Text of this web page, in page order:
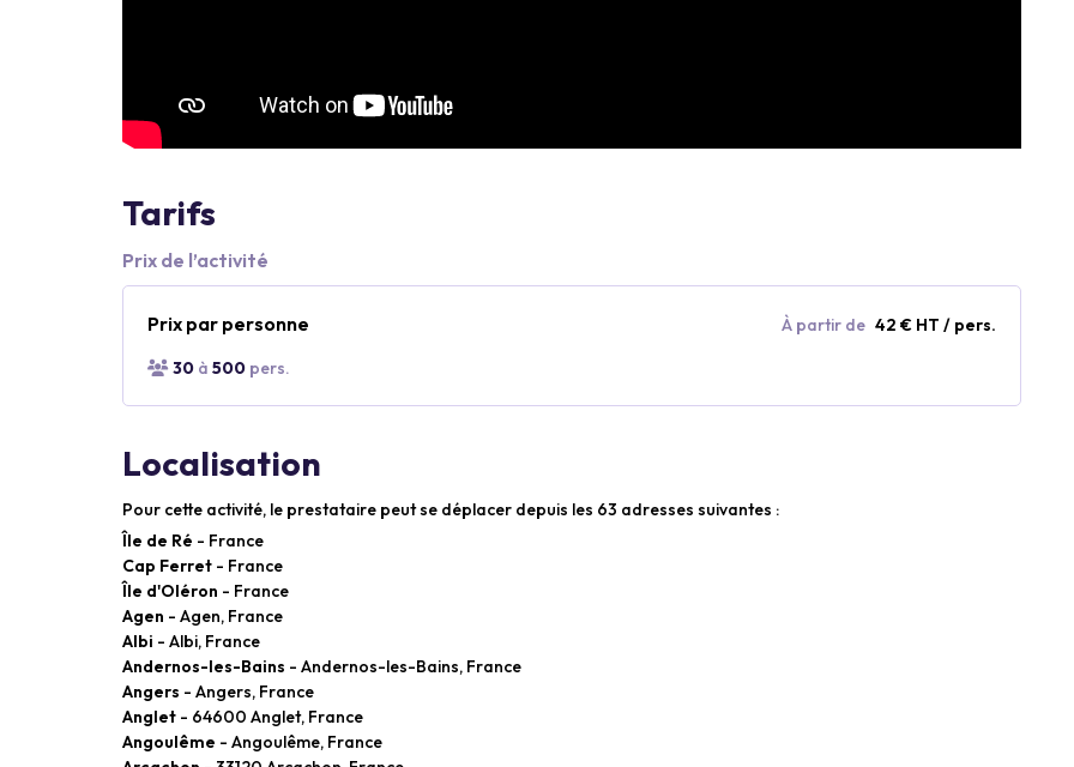
Tarifs
Prix de l’activité
Prix par personne À partir de 42 € HT / pers.
30 à 500 pers.
Localisation
Pour cette activité, le prestataire peut se déplacer depuis les 63 adresses suivantes :
Île de Ré - France
Cap Ferret - France
Île d'Oléron - France
Agen - Agen, France
Albi - Albi, France
Andernos-les-Bains - Andernos-les-Bains, France
Angers - Angers, France
Anglet - 64600 Anglet, France
Angoulême - Angoulême, France